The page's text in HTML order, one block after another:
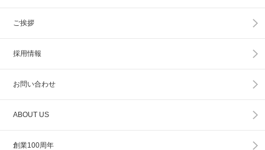
ご挨拶
採用情報
お問い合わせ
ABOUT US
創業100周年